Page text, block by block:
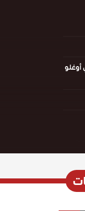
أوغلو